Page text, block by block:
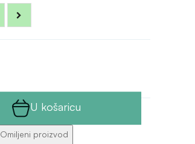
U košaricu
Omiljeni proizvod